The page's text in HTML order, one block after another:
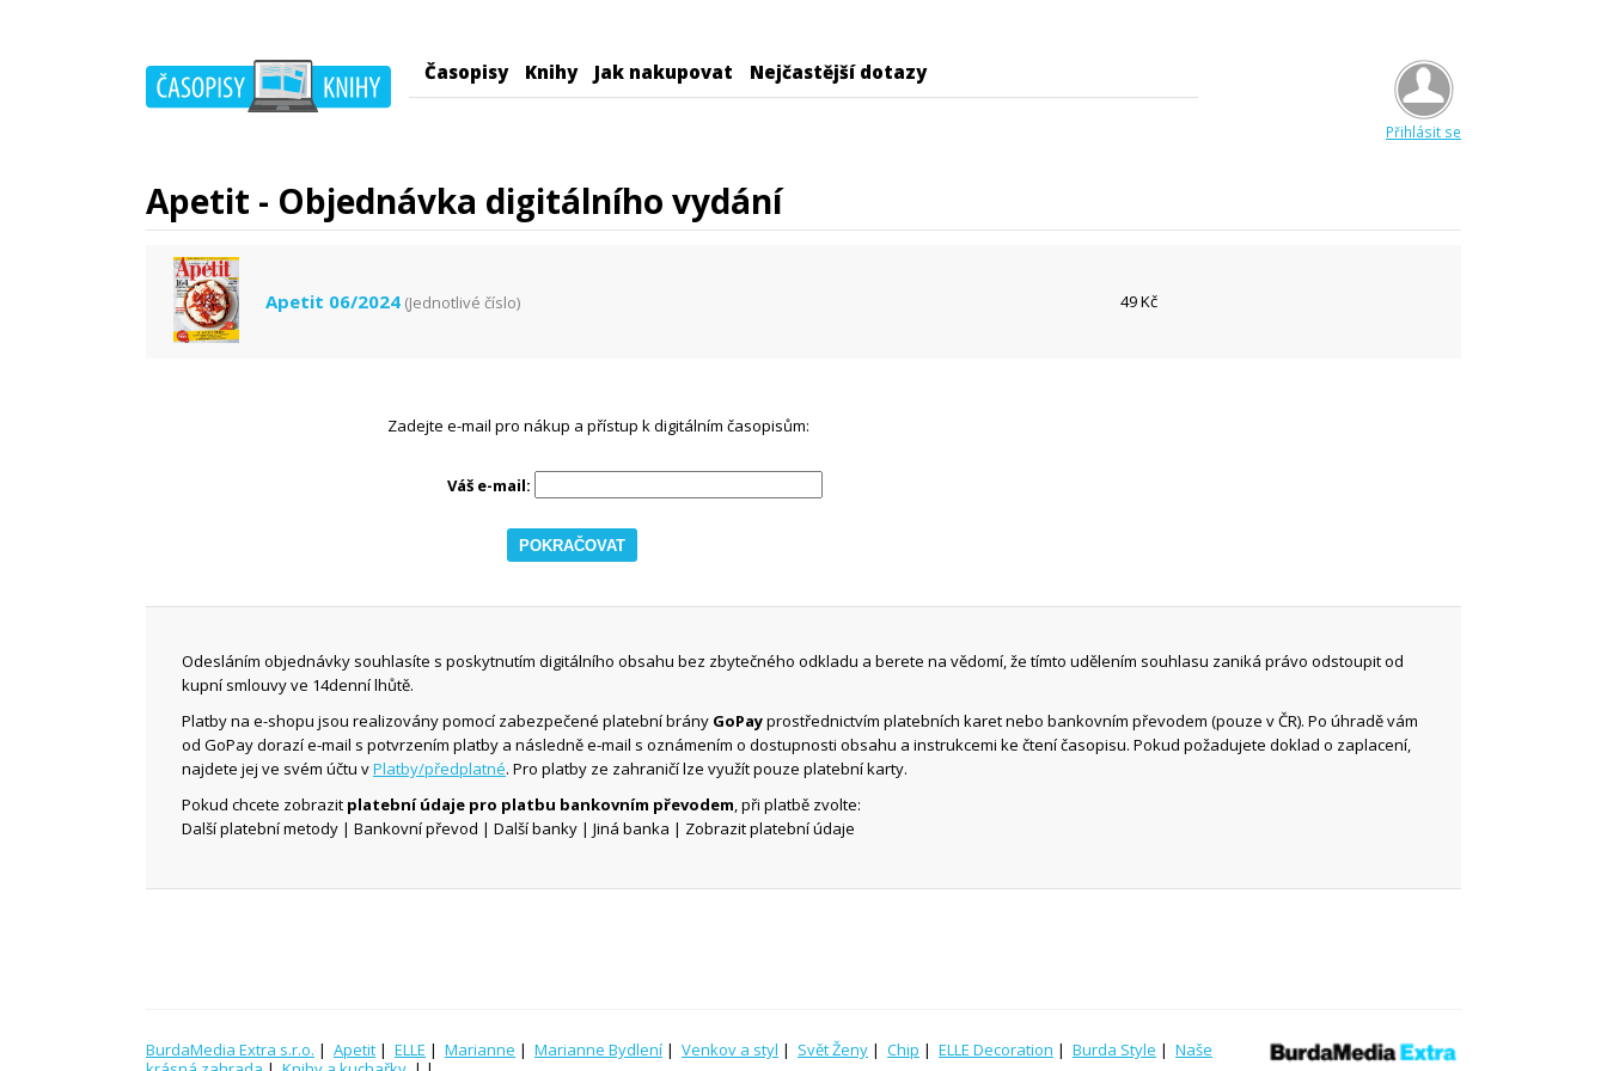
Časopisy Knihy Jak nakupovat Nejčastější dotazy
Přihlásit se
Apetit - Objednávka digitálního vydání
Apetit 06/2024 (Jednotlivé číslo) 49 Kč
Zadejte e-mail pro nákup a přístup k digitálním časopisům:
Váš e-mail:
Odesláním objednávky souhlasíte s poskytnutím digitálního obsahu bez zbytečného odkladu a berete na vědomí, že tímto udělením souhlasu zaniká právo odstoupit od
kupní smlouvy ve 14denní lhůtě.
Platby na e-shopu jsou realizovány pomocí zabezpečené platební brány GoPayprostřednictvím platebních karet nebo bankovním převodem (pouze v ČR). Po úhradě vám
od GoPay dorazí e-mail s potvrzením platby a následně e-mail s oznámením o dostupnosti obsahu a instrukcemi ke čtení časopisu. Pokud požadujete doklad o zaplacení,
najdete jej ve svém účtu vPlatby/předplatné. Pro platby ze zahraničí lze využít pouze platební karty.
Pokud chcete zobrazit platební údaje pro platbu bankovním převodem, při platbě zvolte:
Další platební metody | Bankovní převod | Další banky | Jiná banka | Zobrazit platební údaje
BurdaMedia Extra s.r.o. | Apetit | ELLE | Marianne | Marianne Bydlení | Venkov a styl | Svět Ženy | Chip | ELLE Decoration | Burda Style | Naše